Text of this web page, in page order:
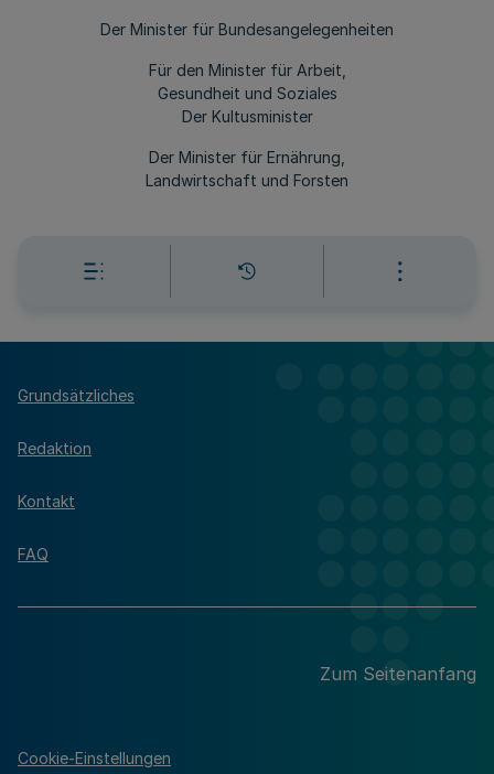
Der Minister für Bundesangelegenheiten
Für den Minister für Arbeit,
Gesundheit und Soziales
Der Kultusminister
Der Minister für Ernährung,
Landwirtschaft und Forsten
Grundsätzliches
Redaktion
Kontakt
FAQ
Zum Seitenanfang
Cookie-Einstellungen